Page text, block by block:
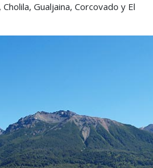
Gualjaina, Corcovado y El